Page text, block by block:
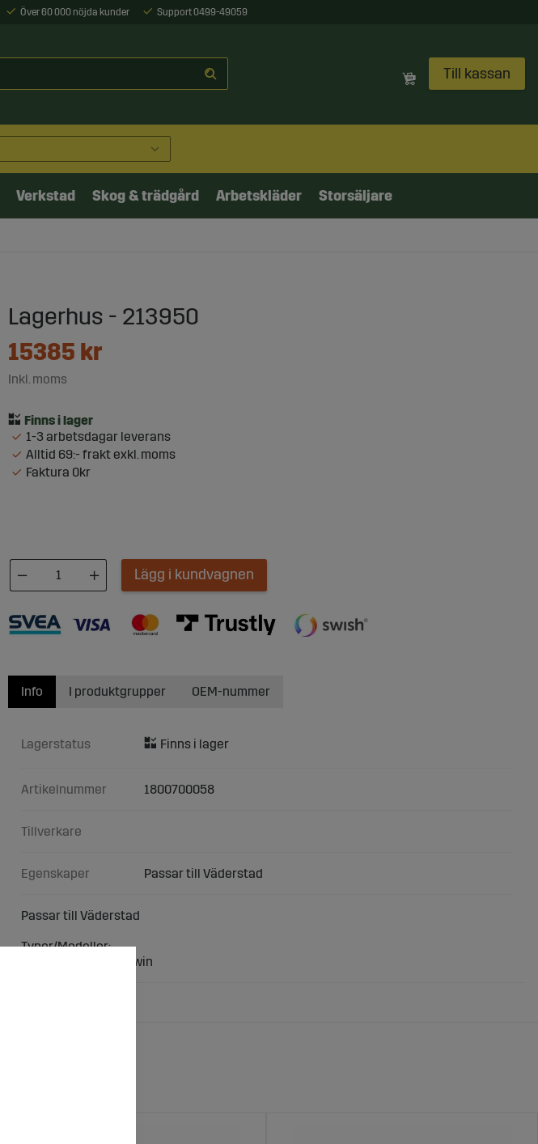
Över 60 000 nöjda kunder Support 0499-49059
Till kassan
Verkstad Skog & trädgård Arbetskläder Storsäljare
Lagerhus - 213950
15385 kr
Inkl. moms
1-3 arbetsdagar leverans
Alltid 69:- frakt exkl. moms
Faktura 0kr
Lägg i kundvagnen
Info
Lagerstatus
Artikelnummer 1800700058
Tillverkare
Egenskaper Passar till Väderstad
Passar till Väderstad
Typer/Modeller:
Väderstad: Rexius Twin
I produktgrupper OEM-nummer